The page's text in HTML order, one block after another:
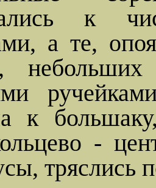
к
а те,
к
-
тряслись